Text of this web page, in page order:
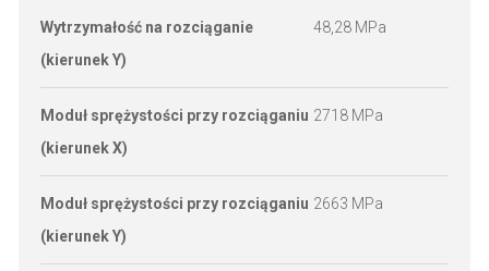
Wytrzymałość na rozciąganie
(kierunek Y)
48,28 MPa
Moduł sprężystości przy rozciąganiu
(kierunek X)
2718 MPa
Moduł sprężystości przy rozciąganiu
(kierunek Y)
2663 MPa